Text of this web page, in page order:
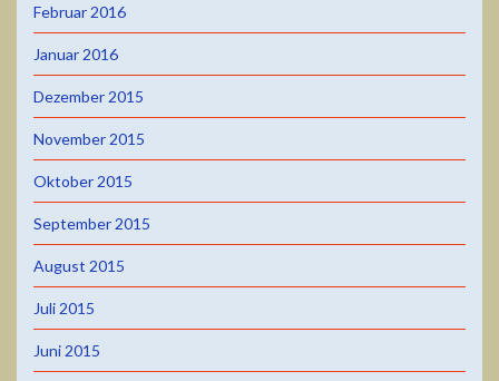
Februar 2016
Januar 2016
Dezember 2015
November 2015
Oktober 2015
September 2015
August 2015
Juli 2015
Juni 2015